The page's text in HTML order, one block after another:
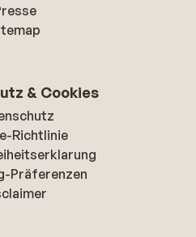
& Cookies
Richtlinie
Präferenzen